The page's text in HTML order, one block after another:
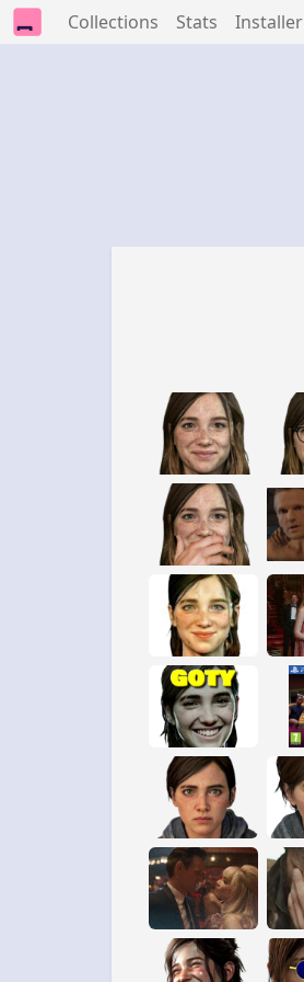
Collections Stats Installer